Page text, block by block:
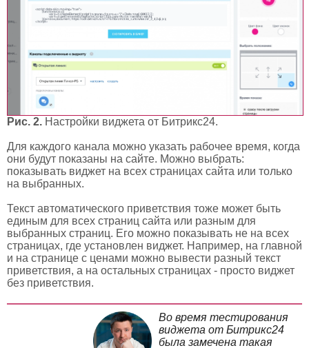
Рис. 2. Настройки виджета от Битрикс24.
Для каждого канала можно указать рабочее время, когда
они будут показаны на сайте. Можно выбрать:
показывать виджет на всех страницах сайта или только
на выбранных.
Текст автоматического приветствия тоже может быть
единым для всех страниц сайта или разным для
выбранных страниц. Его можно показывать не на всех
страницах, где установлен виджет. Например, на главной
и на странице с ценами можно вывести разный текст
приветствия, а на остальных страницах - просто виджет
без приветствия.
Во время тестирования
виджета от Битрикс24
была замечена такая